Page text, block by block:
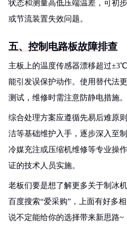
状态和测量高低压端温差，可初
或节流装置失效问题。
五、控制电路板故障排查
主板上的温度传感器漂移超过
能引发误保护动作。使用替代法
测试，维修时需注意防静电措施。
综合处理方案应遵循先易后难原
洁等基础维护入手，逐步深入至
冷媒充注或压缩机维修等专业操
证的技术人员实施。
老板们要是想了解更多关于制冰
百度搜索“爱采购”，上面有好多
说不定能给你的选择带来新思路~